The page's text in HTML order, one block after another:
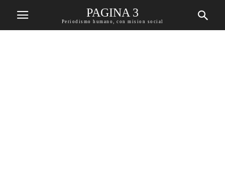
PAGINA 3
Periodismo humano, con mision social